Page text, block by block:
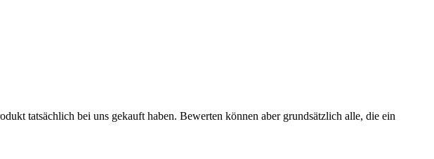
tatsächlich bei uns gekauft haben. Bewerten können aber grundsätzlich alle, die ein